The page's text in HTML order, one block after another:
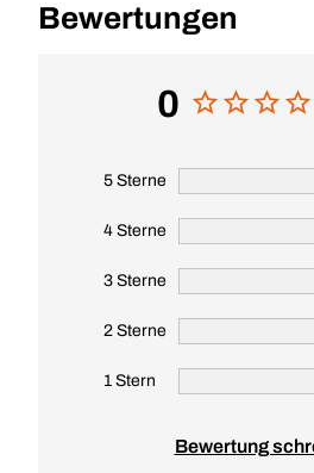
Bewertungen
0
5 Sterne
4 Sterne
3 Sterne
2 Sterne
1 Stern
Bewertung